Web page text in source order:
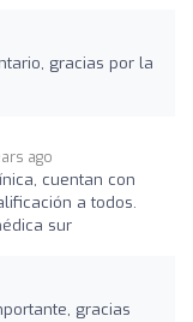
gracias por la
ago
cuentan con
a todos.
sur
gracias